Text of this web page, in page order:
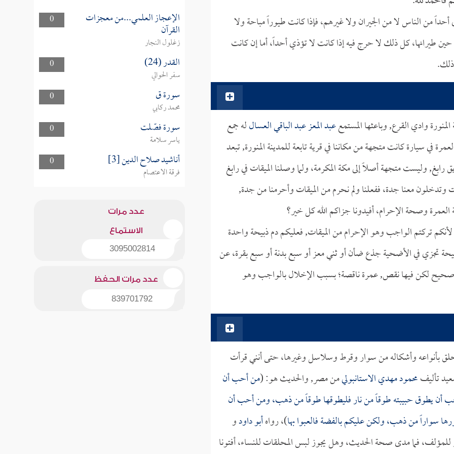
من الناس لا من الجيران ولا غيرهم، فإذا كانت طيوراً مباحة ولا
طيرانها، كل ذلك لا حرج فيه إذا كانت لا تؤذي أحداً، أما إن كانت
وادي القرع, وباعثها المستمععبد المعز عبد الباقي العسالله جمع
في سيارة كانت متجهة من مكاننا في قرية تابعة للمدينة المنورة, تبعد
وليست متجهة أصلاً إلى مكة المكرمة، ولما وصلنا الميقات في رابغ
وتدخلون معنا جدة، ففعلنا ولم نحرم من الميقات وأحرمنا من جدة,
وصحة الإحرام، أفيدونا جزاكم الله كل خير؟
تركتم الواجب وهو الإحرام من الميقات, فعليكم دم ذبيحة واحدة
تجزي في الأضحية جذع ضأن أو ثني معز أو سبع بدنة أو سبع بقرة، عن
صحيح لكن فيها نقص, عمرة ناقصة؛ بسبب الإخلال بالواجب وهو
بأنواعه وأشكاله من سوار وقرط وسلاسل وغيرها، حتى أنني قرأت
تأليفمحمود مهدي الاستانبوليمن مصر, والحديث هو: (من أحب أن
أن يطوق حبيبته طوقاً من نار فليطوقها طوقاً من ذهب، ومن أحب أن
سواراً من ذهب، ولكن عليكم بالفضة فالعبوا بها)، رواهأبو داودو
فما مدى صحة الحديث، وهل يجوز لبس المحلقات للنساء، أفتونا
0 الإعجاز العلمي...من معجزات
القرآن
زغلول النجار
0
القدر (24)
سفر الحوالي
0
سورة ق
محمد ركابي
0
سورة فصّلت
ياسر سلامة
0
أناشيد صلاح الدين [3]
فرقة الاعتصام
عدد مرات
الاستماع
3095002814
عدد مرات الحفظ
839701792